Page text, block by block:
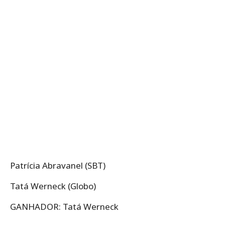
Patrícia Abravanel (SBT)
Tatá Werneck (Globo)
GANHADOR: Tatá Werneck